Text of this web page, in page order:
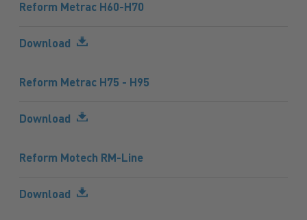
Reform Metrac H60-H70
Download
Reform Metrac H75 - H95
Download
Reform Motech RM-Line
Download